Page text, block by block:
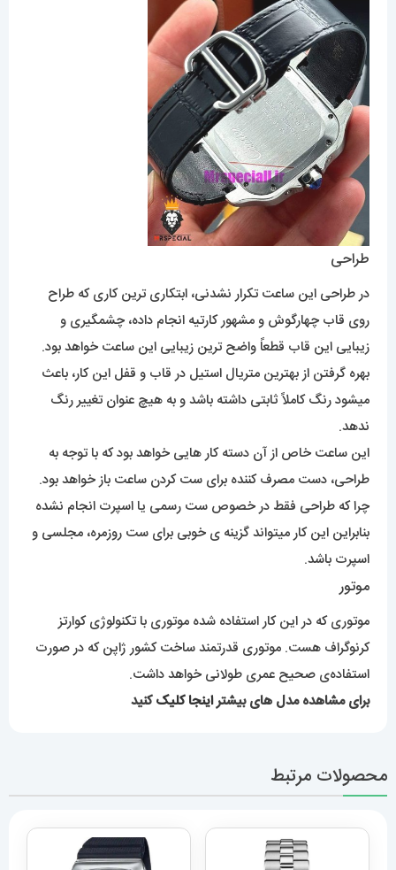
طراحی
در طراحی این ساعت تکرار نشدنی، ابتکاری ترین کاری که طراح
روی قاب چهارگوش و مشهور کارتیه انجام داده، چشمگیری و
زیبایی این قاب قطعاً واضح ترین زیبایی این ساعت خواهد بود.
بهره گرفتن از بهترین متریال استیل در قاب و قفل این کار، باعث
میشود رنگ کاملاً ثابتی داشته باشد و به هیچ عنوان تغییر رنگ
ندهد.
این ساعت خاص از آن دسته کار هایی خواهد بود که با توجه به
طراحی، دست مصرف کننده برای ست کردن ساعت باز خواهد بود.
چرا که طراحی فقط در خصوص ست رسمی یا اسپرت انجام نشده
بنابراین این کار میتواند گزینه ی خوبی برای ست روزمره، مجلسی و
اسپرت باشد.
موتور
موتوری که در این کار استفاده شده موتوری با تکنولوژی کوارتز
کرنوگراف هست. موتوری قدرتمند ساخت کشور ژاپن که در صورت
استفاده‌ی صحیح عمری طولانی خواهد داشت.
برای مشاهده مدل های بیشتراینجا کلیککنید
محصولات مرتبط